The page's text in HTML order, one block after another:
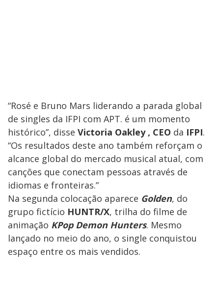
“Rosé e Bruno Mars liderando a parada global
de singles da IFPI com APT. é um momento
histórico”, disse Victoria Oakley , CEO da IFPI.
“Os resultados deste ano também reforçam o
alcance global do mercado musical atual, com
canções que conectam pessoas através de
idiomas e fronteiras.”
Na segunda colocação aparece Golden, do
grupo fictício HUNTR/X, trilha do filme de
animação KPop Demon Hunters. Mesmo
lançado no meio do ano, o single conquistou
espaço entre os mais vendidos.